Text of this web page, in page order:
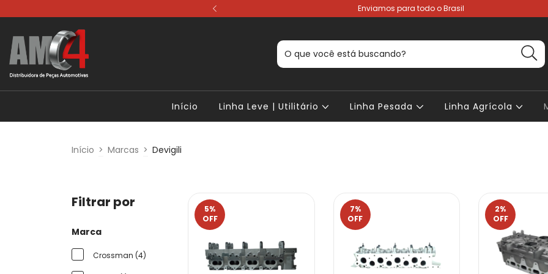
Enviamos para todo o Brasil
Início Linha Leve | Utilitário Linha Pesada Linha Agrícola
Início > Marcas > Devigili
Filtrar por
Marca
Crossman (4)
5%
OFF
7%
OFF
2%
OFF